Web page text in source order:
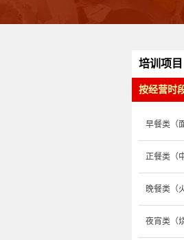
培训项目
按经营时
早餐类（
正餐类（
晚餐类（
夜宵类（